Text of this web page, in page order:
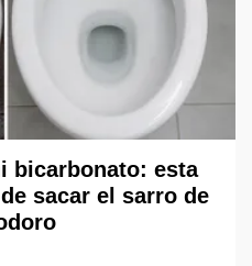
bicarbonato: esta
sacar el sarro de